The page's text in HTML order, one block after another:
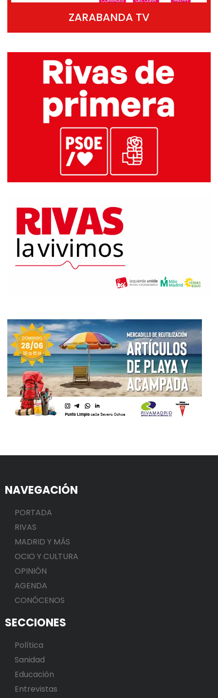
ZARABANDA TV
NAVEGACIÓN
PORTADA
RIVAS
MADRID Y MÁS
OCIO Y CULTURA
OPINIÓN
AGENDA
CONÓCENOS
SECCIONES
Política
Sanidad
Educación
Entrevistas